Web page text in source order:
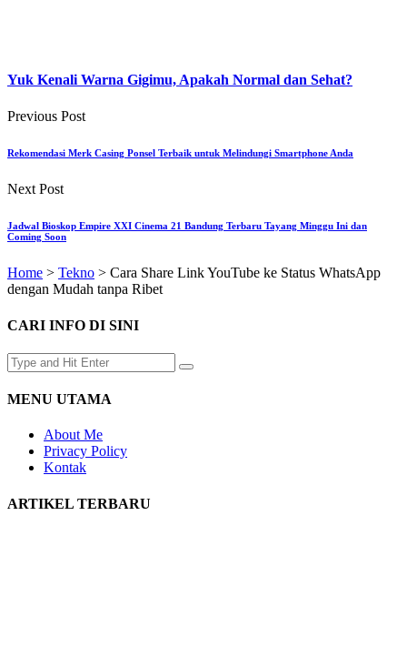
Yuk Kenali Warna Gigimu, Apakah Normal dan Sehat?
Previous Post
Rekomendasi Merk Casing Ponsel Terbaik untuk Melindungi Smartphone Anda
Next Post
Jadwal Bioskop Empire XXI Cinema 21 Bandung Terbaru Tayang Minggu Ini dan
Coming Soon
Home > Tekno > Cara Share Link YouTube ke Status WhatsApp
dengan Mudah tanpa Ribet
CARI INFO DI SINI
MENU UTAMA
About Me
Privacy Policy
Kontak
ARTIKEL TERBARU